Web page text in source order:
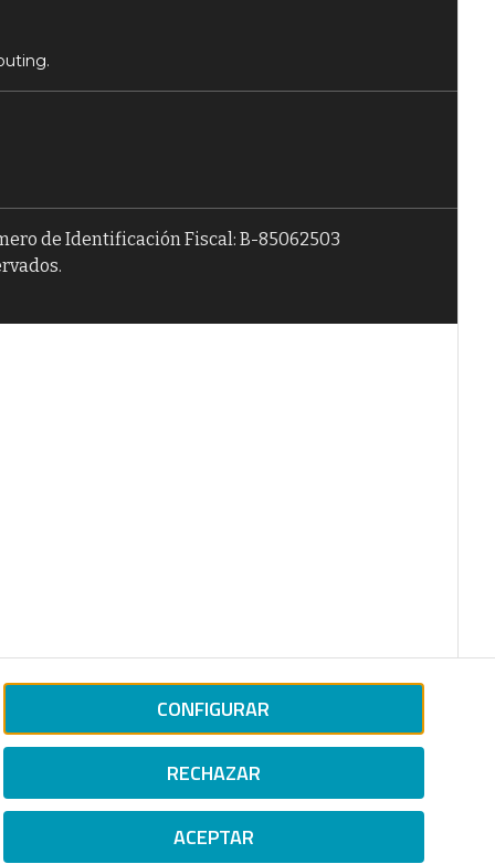
CONFIGURAR
RECHAZAR
ACEPTAR
de Identificación Fiscal: B-85062503